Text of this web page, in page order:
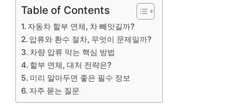
Table of Contents
자동차 할부 연체, 차 빼앗길까?
압류와 환수 절차, 무엇이 문제일까?
차량 압류 막는 핵심 방법
할부 연체, 대처 전략은?
미리 알아두면 좋은 필수 정보
자주 묻는 질문